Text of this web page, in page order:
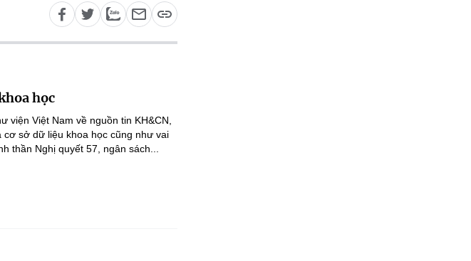
học
viện Việt Nam về nguồn tin KH&CN,
sở dữ liệu khoa học cũng như vai
thần Nghị quyết 57, ngân sách...